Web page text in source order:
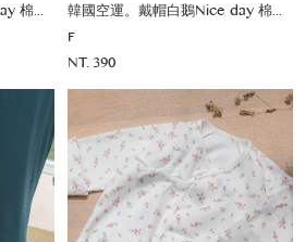
韓國空運。戴帽白鵝Nice day 棉上衣 韓國空運。戴帽白鵝Nice day 棉上衣
F
NT. 390